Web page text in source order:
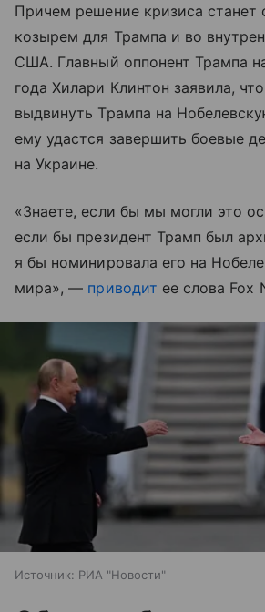
Причем решение кризиса станет
козырем для Трампа и во
США. Главный оппонент Трампа
года Хилари Клинтон заявила,
выдвинуть Трампа на
ему удастся завершить боевые
на Украине.
«Знаете, если бы мы могли это
если бы президент Трамп был
я бы номинировала его на
мира», — приводит ее слова Fox
Источник: РИА "Новости"